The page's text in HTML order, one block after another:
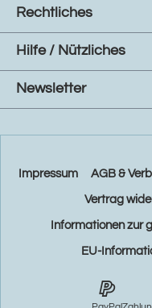
Rechtliches
Hilfe / Nützliches
Newsletter
Impressum AGB &
Vertrag
Informationen zur
EU-